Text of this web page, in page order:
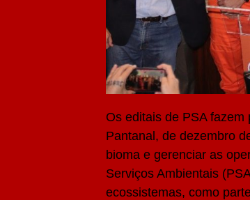
Os editais de PSA
Pantanal, de dezembro
bioma e gerenciar as
Serviços Ambientais
ecossistemas, como